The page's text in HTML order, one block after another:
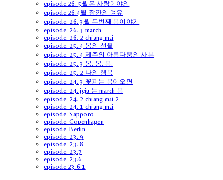
episode.26. 5월은 사랑이야의
episode.26.4월 잠깐의 여유
episode. 26. 3월 두번째 봄이야기
episode. 26. 3 march
episode. 26. 2 chiang mai
episode. 25. 4 봄의 선율
episode. 25. 4 제주의 아름다움의 사본
episode. 25. 3 봄. 봄. 봄.
episode. 25. 2 나의 행복
episode. 24. 3 꽃피는 봄이오면
episode. 24. jeju 는 march 봄
episode. 24. 2 chiang mai 2
episode. 24. 1 chiang mai
episode. Sapporo
episode. Copenhagen
episode. Berlin
episode. 23. 9
episode. 23. 8
episode. 23.7
episode. 23.6
episode.23.6.1